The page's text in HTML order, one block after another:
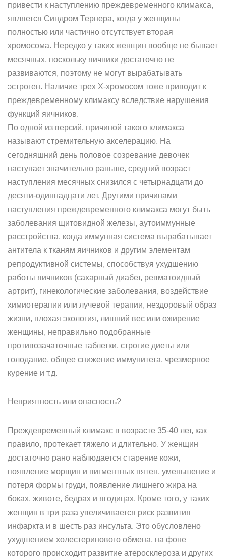
привести к наступлению преждевременного климакса,
является Синдром Тернера, когда у женщины
полностью или частично отсутствует вторая
хромосома. Нередко у таких женщин вообще не бывает
месячных, поскольку яичники достаточно не
развиваются, поэтому не могут вырабатывать
эстроген. Наличие трех Х-хромосом тоже приводит к
преждевременному климаксу вследствие нарушения
функций яичников.
По одной из версий, причиной такого климакса
называют стремительную акселерацию. На
сегодняшний день половое созревание девочек
наступает значительно раньше, средний возраст
наступления месячных снизился с четырнадцати до
десяти-одиннадцати лет. Другими причинами
наступления преждевременного климакса могут быть
заболевания щитовидной железы, аутоиммунные
расстройства, когда иммунная система вырабатывает
антитела к тканям яичников и другим элементам
репродуктивной системы, способствуя ухудшению
работы яичников (сахарный диабет, ревматоидный
артрит), гинекологические заболевания, воздействие
химиотерапии или лучевой терапии, нездоровый образ
жизни, плохая экология, лишний вес или ожирение
женщины, неправильно подобранные
противозачаточные таблетки, строгие диеты или
голодание, общее снижение иммунитета, чрезмерное
курение и т.д.
Неприятность или опасность?
Преждевременный климакс в возрасте 35-40 лет, как
правило, протекает тяжело и длительно. У женщин
достаточно рано наблюдается старение кожи,
появление морщин и пигментных пятен, уменьшение и
потеря формы груди, появление лишнего жира на
боках, животе, бедрах и ягодицах. Кроме того, у таких
женщин в три раза увеличивается риск развития
инфаркта и в шесть раз инсульта. Это обусловлено
ухудшением холестеринового обмена, на фоне
которого происходит развитие атеросклероза и других